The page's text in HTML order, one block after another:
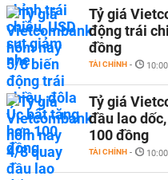
Tỷ giá
động trái
đồng
TÀI CHÍNH -
Tỷ giá
đầu lao
100 đồng
TÀI CHÍNH -